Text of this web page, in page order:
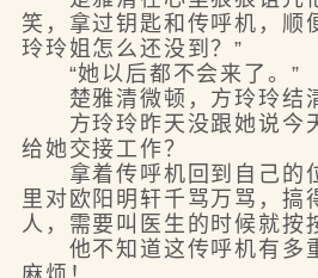
笑，拿过钥匙和传呼机，顺
玲玲姐怎么还没到？”
“她以后都不会来了。”
楚雅清微顿，方玲玲结清
方玲玲昨天没跟她说今
给她交接工作？
拿着传呼机回到自己的
里对欧阳明轩千骂万骂，搞
人，需要叫医生的时候就按
他不知道这传呼机有多